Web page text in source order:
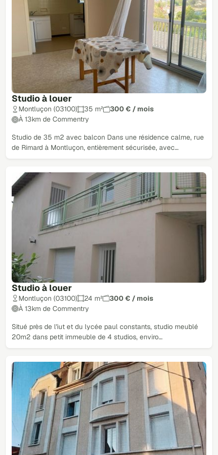
Studio à louer
Montluçon (03100) 35 m²
300 € / mois
À 13km de Commentry
Studio de 35 m2 avec balcon Dans une résidence calme, rue
de Rimard à Montluçon, entièrement sécurisée, avec…
Studio à louer
Montluçon (03100) 24 m²
300 € / mois
À 13km de Commentry
Situé près de l'iut et du lycée paul constants, studio meublé
20m2 dans petit immeuble de 4 studios, enviro…